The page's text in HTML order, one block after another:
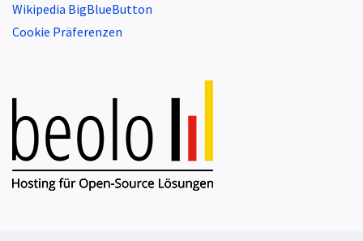
Wikipedia BigBlueButton
Cookie Präferenzen